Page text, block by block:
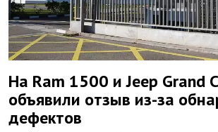
На Ram 1500 и Jeep Grand
объявили отзыв из-за
дефектов